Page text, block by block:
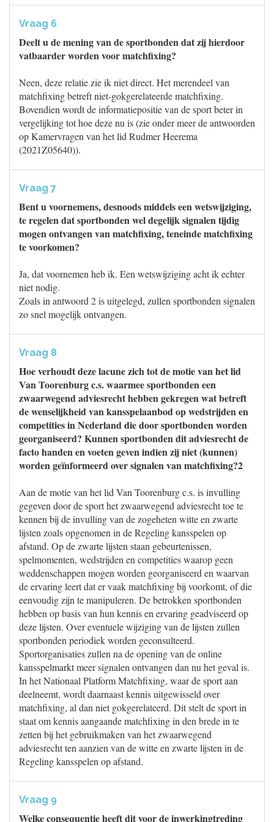
Vraag 6
Deelt u de mening van de sportbonden dat zij hierdoor
vatbaarder worden voor matchfixing?
Neen, deze relatie zie ik niet direct. Het merendeel van
matchfixing betreft niet-gokgerelateerde matchfixing.
Bovendien wordt de informatiepositie van de sport beter in
vergelijking tot hoe deze nu is (zie onder meer de antwoorden
op Kamervragen van het lid Rudmer Heerema
(2021Z05640)).
Vraag 7
Bent u voornemens, desnoods middels een wetswijziging,
te regelen dat sportbonden wel degelijk signalen tijdig
mogen ontvangen van matchfixing, teneinde matchfixing
te voorkomen?
Ja, dat voornemen heb ik. Een wetswijziging acht ik echter
niet nodig.
Zoals in antwoord 2 is uitgelegd, zullen sportbonden signalen
zo snel mogelijk ontvangen.
Vraag 8
Hoe verhoudt deze lacune zich tot de motie van het lid
Van Toorenburg c.s. waarmee sportbonden een
zwaarwegend adviesrecht hebben gekregen wat betreft
de wenselijkheid van kansspelaanbod op wedstrijden en
competities in Nederland die door sportbonden worden
georganiseerd? Kunnen sportbonden dit adviesrecht de
facto handen en voeten geven indien zij niet (kunnen)
worden geïnformeerd over signalen van matchfixing?2
Aan de motie van het lid Van Toorenburg c.s. is invulling
gegeven door de sport het zwaarwegend adviesrecht toe te
kennen bij de invulling van de zogeheten witte en zwarte
lijsten zoals opgenomen in de Regeling kansspelen op
afstand. Op de zwarte lijsten staan gebeurtenissen,
spelmomenten, wedstrijden en competities waarop geen
weddenschappen mogen worden georganiseerd en waarvan
de ervaring leert dat er vaak matchfixing bij voorkomt, of die
eenvoudig zijn te manipuleren. De betrokken sportbonden
hebben op basis van hun kennis en ervaring geadviseerd op
deze lijsten. Over eventuele wijziging van de lijsten zullen
sportbonden periodiek worden geconsulteerd.
Sportorganisaties zullen na de opening van de online
kansspelmarkt meer signalen ontvangen dan nu het geval is.
In het Nationaal Platform Matchfixing, waar de sport aan
deelneemt, wordt daarnaast kennis uitgewisseld over
matchfixing, al dan niet gokgerelateerd. Dit stelt de sport in
staat om kennis aangaande matchfixing in den brede in te
zetten bij het gebruikmaken van het zwaarwegend
adviesrecht ten aanzien van de witte en zwarte lijsten in de
Regeling kansspelen op afstand.
Vraag 9
Welke consequentie heeft dit voor de inwerkingtreding